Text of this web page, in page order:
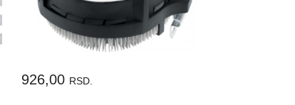
926,00 RSD.